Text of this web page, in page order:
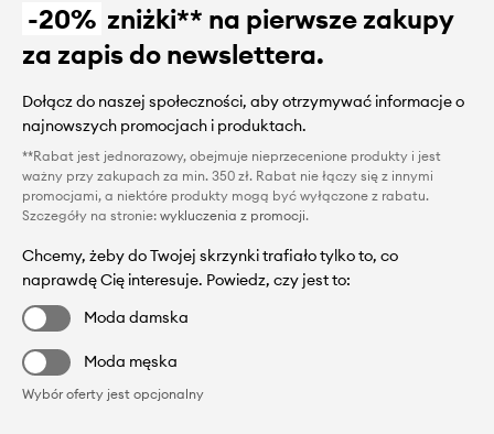
-20% zniżki** na pierwsze zakupy
za zapis do newslettera.
Dołącz do naszej społeczności, aby otrzymywać informacje o
najnowszych promocjach i produktach.
**Rabat jest jednorazowy, obejmuje nieprzecenione produkty i jest
ważny przy zakupach za min. 350 zł. Rabat nie łączy się z innymi
promocjami, a niektóre produkty mogą być wyłączone z rabatu.
Szczegóły na stronie: wykluczenia z promocji.
Chcemy, żeby do Twojej skrzynki trafiało tylko to, co
naprawdę Cię interesuje. Powiedz, czy jest to:
Moda damska
Moda męska
Wybór oferty jest opcjonalny